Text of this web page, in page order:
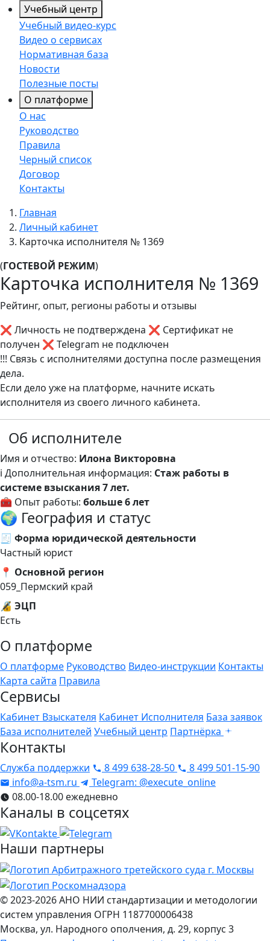
Учебный центр
Учебный видео-курс
Видео о сервисах
Нормативная база
Новости
Полезные посты
О платформе
О нас
Руководство
Правила
Черный список
Договор
Контакты
Главная
Личный кабинет
Карточка исполнителя № 1369
(ГОСТЕВОЙ РЕЖИМ)
Карточка исполнителя № 1369
Рейтинг, опыт, регионы работы и отзывы
❌ Личность не подтверждена ❌ Сертификат не
получен ❌ Telegram не подключен
!!! Связь с исполнителями доступна после размещения
дела.
Если дело уже на платформе, начните искать
исполнителя из своего личного кабинета.
Об исполнителе
Имя и отчество: Илона Викторовна
ℹ️ Дополнительная информация: Стаж работы в
системе взыскания 7 лет.
🧰 Опыт работы: больше 6 лет
🌍 География и статус
🧾 Форма юридической деятельности
Частный юрист
📍 Основной регион
059_Пермский край
🔏 ЭЦП
Есть
О платформе
О платформе Руководство Видео-инструкции Контакты
Карта сайта Правила
Сервисы
Кабинет Взыскателя Кабинет Исполнителя База заявок
База исполнителей Учебный центр Партнёрка
Контакты
Служба поддержки 8 499 638-28-50
8 499 501-15-90
info@a-tsm.ru
Telegram: @execute_online
08.00-18.00 ежедневно
Каналы в соцсетях
Наши партнеры
© 2023-2026АНО НИИ стандартизации и методологии
систем управления ОГРН 1187700006438
Москва, ул. Народного ополчения, д. 29, корпус 3